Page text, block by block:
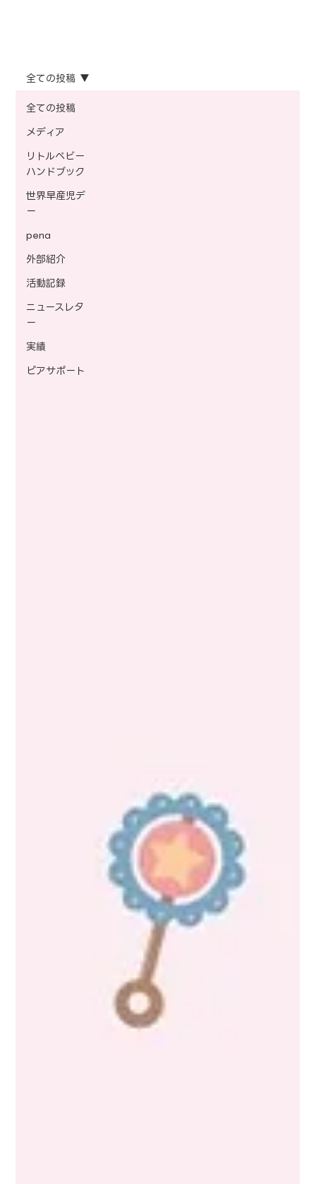
全ての投稿
メディア
リトルベビー
ハンドブック
世界早産児デ
ー
pena
外部紹介
活動記録
ニュースレタ
ー
実績
ピアサポート
全ての投稿